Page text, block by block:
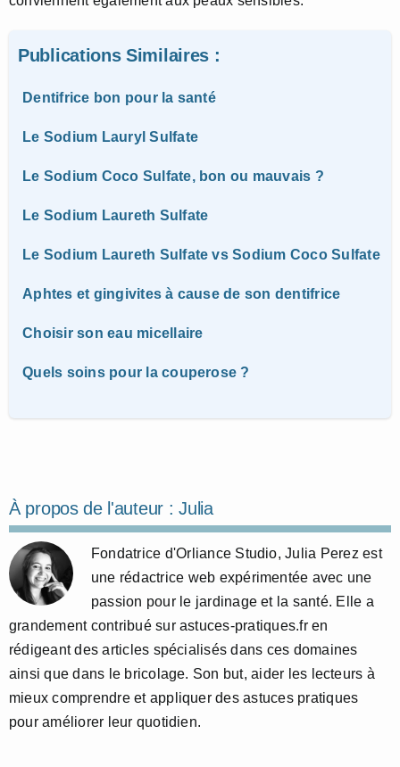
Publications Similaires :
Dentifrice bon pour la santé
Le Sodium Lauryl Sulfate
Le Sodium Coco Sulfate, bon ou mauvais ?
Le Sodium Laureth Sulfate
Le Sodium Laureth Sulfate vs Sodium Coco Sulfate
Aphtes et gingivites à cause de son dentifrice
Choisir son eau micellaire
Quels soins pour la couperose ?
À propos de l'auteur :Julia
Fondatrice d'Orliance Studio, Julia Perez est
une rédactrice web expérimentée avec une
passion pour le jardinage et la santé. Elle a
grandement contribué sur astuces-pratiques.fr en
rédigeant des articles spécialisés dans ces domaines
ainsi que dans le bricolage. Son but, aider les lecteurs à
mieux comprendre et appliquer des astuces pratiques
pour améliorer leur quotidien.